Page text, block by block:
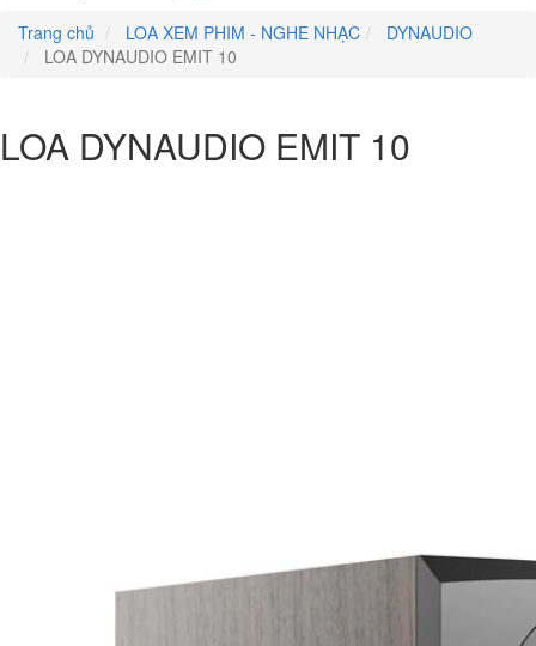
Trang chủ
LOA XEM PHIM - NGHE NHẠC
DYNAUDIO
LOA DYNAUDIO EMIT 10
LOA DYNAUDIO EMIT 10